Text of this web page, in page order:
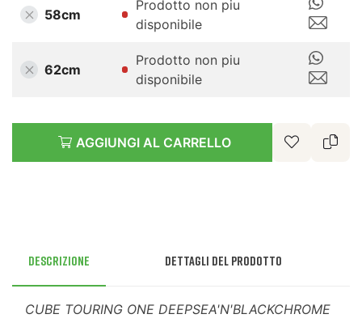
58cm
Prodotto non piu
disponibile
62cm
Prodotto non piu
disponibile
AGGIUNGI AL CARRELLO
Descrizione Dettagli del prodotto
CUBE TOURING ONE DEEPSEA'N'BLACKCHROME